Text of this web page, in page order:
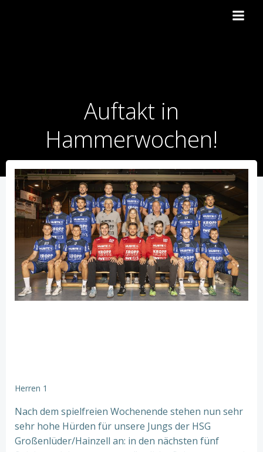
Auftakt in
Hammerwochen!
Herren 1
Nach dem spielfreien Wochenende stehen nun sehr
sehr hohe Hürden für unsere Jungs der HSG
Großenlüder/Hainzell an: in den nächsten fünf